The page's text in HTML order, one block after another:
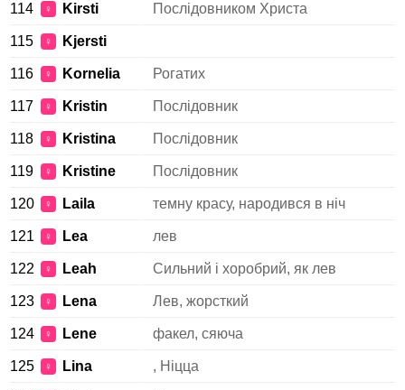
114 ♀ Kirsti Послідовником Христа
115 ♀ Kjersti
116 ♀ Kornelia Рогатих
117 ♀ Kristin Послідовник
118 ♀ Kristina Послідовник
119 ♀ Kristine Послідовник
120 ♀ Laila темну красу, народився в ніч
121 ♀ Lea лев
122 ♀ Leah Сильний і хоробрий, як лев
123 ♀ Lena Лев, жорсткий
124 ♀ Lene факел, сяюча
125 ♀ Lina , Ніцца